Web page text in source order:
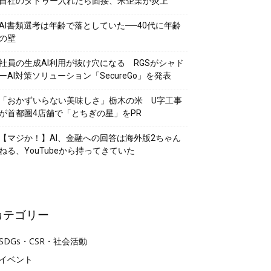
書類選考は年齢で落としていた──40代に年齢
壁
員の生成AI利用が抜け穴になる RGSがシャド
AI対策ソリューション「SecureGo」を発表
おかずいらない美味しさ」栃木の米 U字工事
首都圏4店舗で「とちぎの星」をPR
マジか！】AI、金融への回答は海外版2ちゃん
る、YouTubeから持ってきていた
テゴリー
・CSR・社会活動
ベント